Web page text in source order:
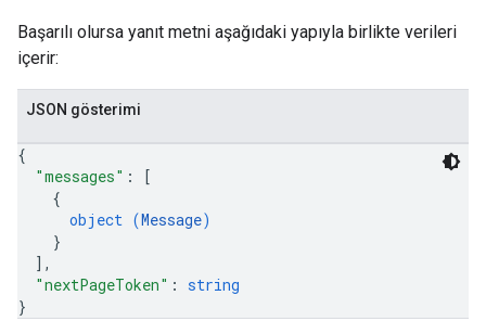
Başarılı olursa yanıt metni aşağıdaki yapıyla birlikte verileri
içerir:
JSON gösterimi
{
"messages" :
[
{
object (Message)
}
] ,
"nextPageToken" : string
}